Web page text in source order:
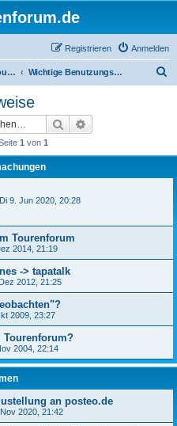
Anmelden
Registrieren
Allgemeines zum Tourenforum Wichtige Benutzungshinweise
Suche
1 von 1
Di 9. Jun 2020, 20:28
Tourenforum
2014, 21:19
-> tapatalk
2012, 21:25
2009, 23:27
2004, 22:14
an posteo.de
2020, 21:42